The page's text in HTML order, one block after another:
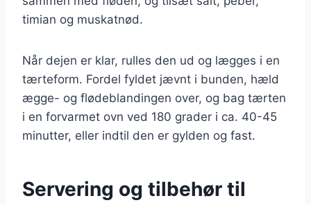
timian og muskatnød.
Når dejen er klar, rulles den ud og lægges i en
tærteform. Fordel fyldet jævnt i bunden, hæld
ægge- og flødeblandingen over, og bag tærten
i en forvarmet ovn ved 180 grader i ca. 40-45
minutter, eller indtil den er gylden og fast.
Servering og tilbehør til